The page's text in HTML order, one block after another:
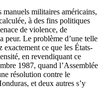
manuels militaires américains,
à des fins politiques
de violence, de
peur. Le problème d’une telle
exactement ce que les États-
en revendiquant ce
1987, quand l’Assemblée
résolution contre le
et deux autres s’y